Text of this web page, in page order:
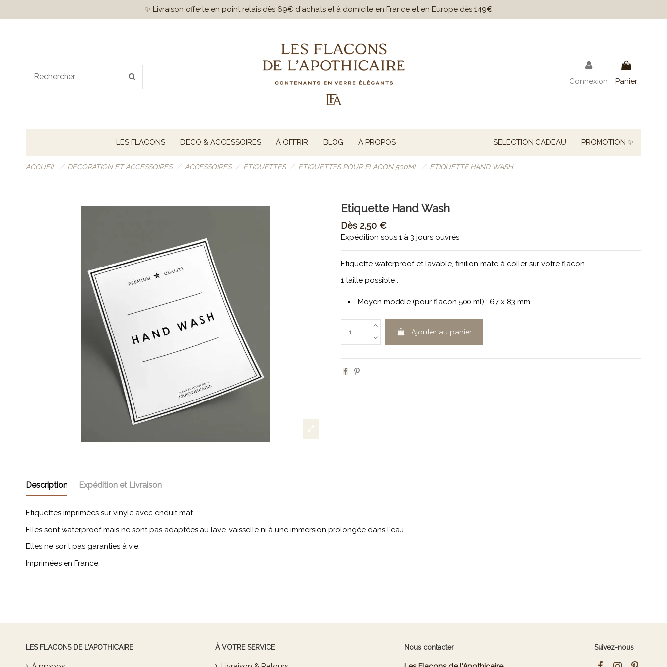
✨ Livraison offerte en point relais dès 69€ d'achats et à domicile en France et en Europe dès 149€
Connexion Panier
LES FLACONS DECO & ACCESSOIRES À OFFRIR PROMOTION ✨
BLOG À PROPOS SELECTION CADEAU
ACCUEIL DÉCORATION ET ACCESSOIRES ACCESSOIRES ÉTIQUETTES ETIQUETTES POUR FLACON 500ML ETIQUETTE HAND WASH
Etiquette Hand Wash
Dès 2,50 €
Expédition sous 1 à 3 jours ouvrés
Etiquette waterproof et lavable, finition mate à coller sur votre flacon.
1 taille possible :
Moyen modèle (pour flacon 500 ml) : 67 x 83 mm
Ajouter au panier
Description Expédition et Livraison
Etiquettes imprimées sur vinyle avec enduit mat.
Elles sont waterproof mais ne sont pas adaptées au lave-vaisselle ni à une immersion prolongée dans l'eau.
Elles ne sont pas garanties à vie.
Imprimées en France.
LES FLACONS DE L'APOTHICAIRE À VOTRE SERVICE Nous contacter Suivez-nous